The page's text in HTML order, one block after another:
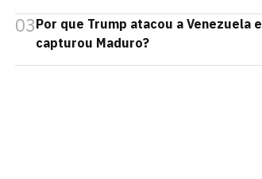
03Por que Trump atacou a Venezuela e
capturou Maduro?